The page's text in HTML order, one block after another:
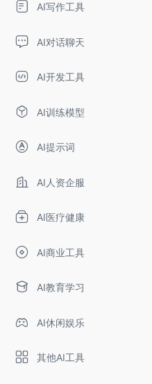
AI写作工具
AI对话聊天
AI开发工具
AI训练模型
AI提示词
AI人资企服
AI医疗健康
AI商业工具
AI教育学习
AI休闲娱乐
其他AI工具